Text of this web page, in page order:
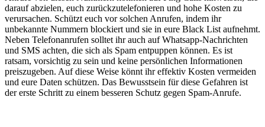
darauf abzielen, euch zurückzutelefonieren und hohe Kosten zu
verursachen. Schützt euch vor solchen Anrufen, indem ihr
unbekannte Nummern blockiert und sie in eure Black List aufnehmt.
Neben Telefonanrufen solltet ihr auch auf Whatsapp-Nachrichten
und SMS achten, die sich als Spam entpuppen können. Es ist
ratsam, vorsichtig zu sein und keine persönlichen Informationen
preiszugeben. Auf diese Weise könnt ihr effektiv Kosten vermeiden
und eure Daten schützen. Das Bewusstsein für diese Gefahren ist
der erste Schritt zu einem besseren Schutz gegen Spam-Anrufe.